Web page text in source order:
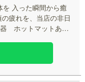
癒
ルを混ぜ合わせ、ホ